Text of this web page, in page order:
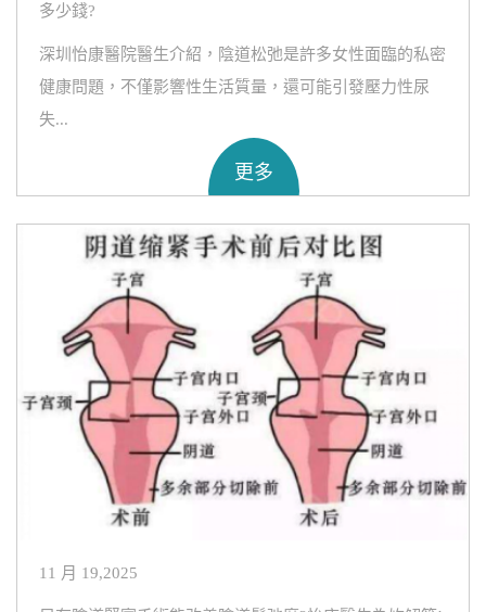
多少錢?
深圳怡康醫院醫生介紹，陰道松弛是許多女性面臨的私密
健康問題，不僅影響性生活質量，還可能引發壓力性尿
失...
更多
11 月 19,2025